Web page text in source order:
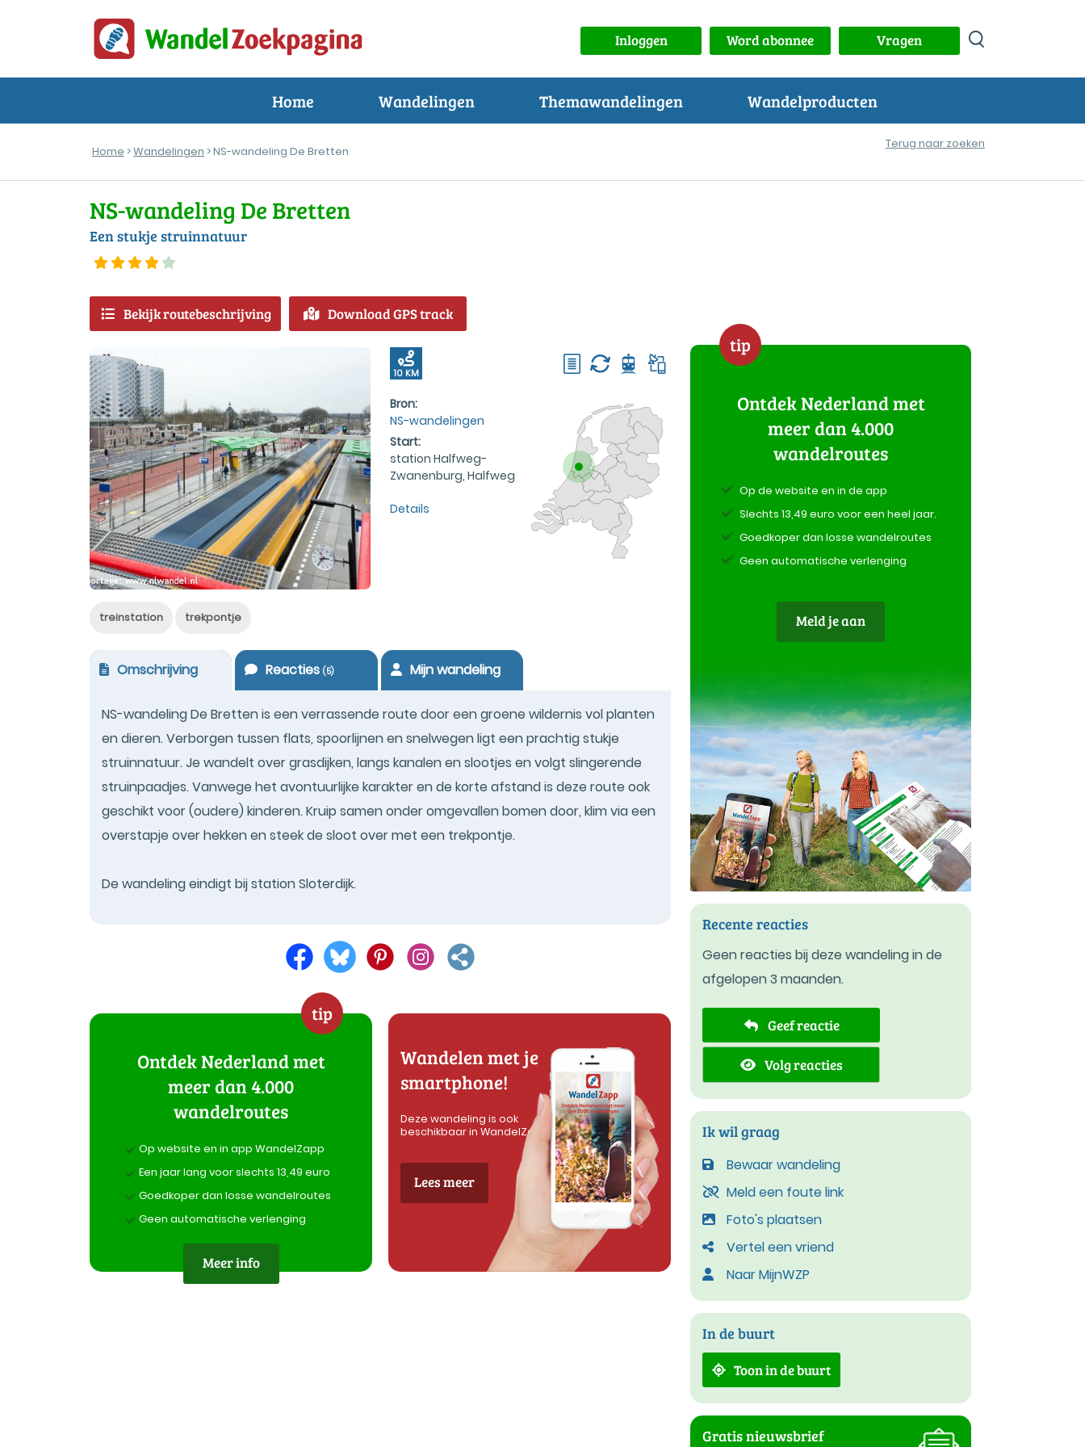
Inloggen Word abonnee Vragen
Home Wandelingen Themawandelingen Wandelproducten
Home >Wandelingen > NS-wandeling De Bretten
Terug naar zoeken
NS-wandeling De Bretten
Een stukje struinnatuur
Bekijk routebeschrijving Download GPS track
10 KM
Bron:
NS-wandelingen
Start:
station Halfweg-
Zwanenburg, Halfweg
Details
treinstation trekpontje
Omschrijving Reacties(5) Mijn wandeling
NS-wandeling De Bretten is een verrassende route door een groene wildernis vol planten
en dieren. Verborgen tussen flats, spoorlijnen en snelwegen ligt een prachtig stukje
struinnatuur. Je wandelt over grasdijken, langs kanalen en slootjes en volgt slingerende
struinpaadjes. Vanwege het avontuurlijke karakter en de korte afstand is deze route ook
geschikt voor (oudere) kinderen. Kruip samen onder omgevallen bomen door, klim via een
overstapje over hekken en steek de sloot over met een trekpontje.
De wandeling eindigt bij station Sloterdijk.
tip
Ontdek Nederland met
meer dan 4.000
wandelroutes
Op website en in app WandelZapp
Een jaar lang voor slechts 13,49 euro
Goedkoper dan losse wandelroutes
Geen automatische verlenging
Meer info
Wandelen met je
smartphone!
Deze wandeling is ook
beschikbaar in WandelZapp
Lees meer
tip
Ontdek Nederland met
meer dan 4.000
wandelroutes
Op de website en in de app
Slechts 13,49 euro voor een heel jaar.
Goedkoper dan losse wandelroutes
Geen automatische verlenging
Meld je aan
Recente reacties
Geen reacties bij deze wandeling in de
afgelopen 3 maanden.
Geef reactie
Volg reacties
Ik wil graag
Bewaar wandeling
Meld een foute link
Foto's plaatsen
Vertel een vriend
Naar MijnWZP
In de buurt
Toon in de buurt
Gratis nieuwsbrief